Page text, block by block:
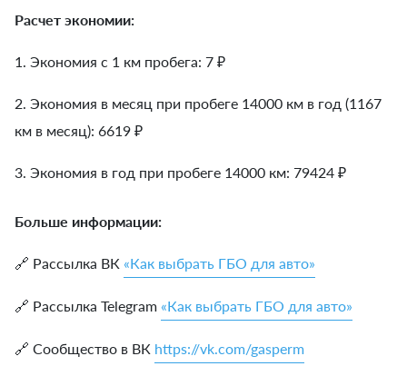
Расчет экономии:
1. Экономия с 1 км пробега: 7 ₽
2. Экономия в месяц при пробеге 14000 км в год (1167
км в месяц): 6619 ₽
3. Экономия в год при пробеге 14000 км: 79424 ₽
Больше информации:
🔗 Рассылка ВК «Как выбрать ГБО для авто»
🔗 Рассылка Telegram «Как выбрать ГБО для авто»
🔗 Сообщество в ВК https://vk.com/gasperm